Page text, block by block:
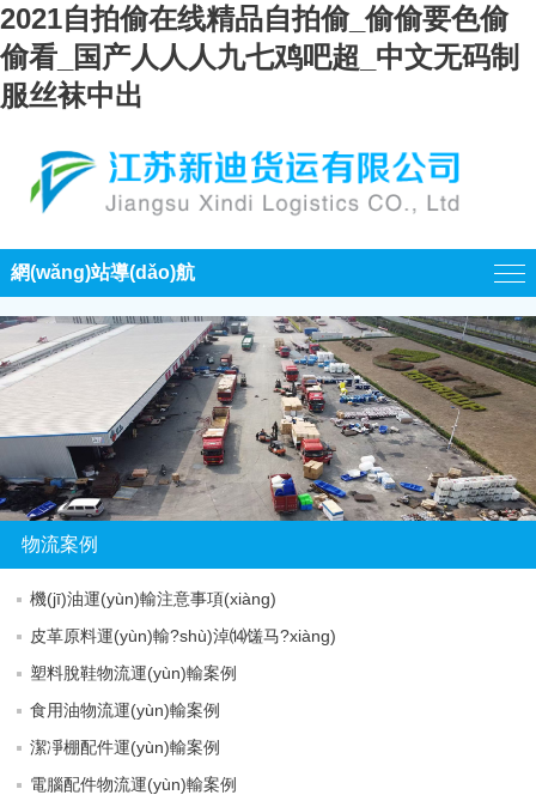
2021自拍偷在线精品自拍偷_偷偷要色偷
偷看_国产人人人九七鸡吧超_中文无码制
服丝袜中出
網(wǎng)站導(dǎo)航
物流案例
機(jī)油運(yùn)輸注意事項(xiàng)
皮革原料運(yùn)輸?shù)淖⒁馐马?xiàng)
塑料脫鞋物流運(yùn)輸案例
食用油物流運(yùn)輸案例
潔凈棚配件運(yùn)輸案例
電腦配件物流運(yùn)輸案例